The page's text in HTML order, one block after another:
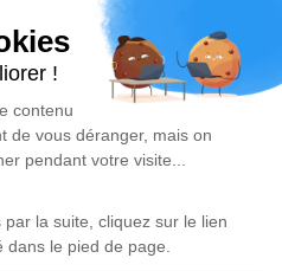
cet espace pour laisser
des photos souvenirs, une
à travers des
endroit est un lieu
la mémoire de Michel